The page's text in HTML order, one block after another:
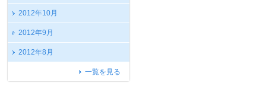
2012年10月
2012年9月
2012年8月
一覧を見る